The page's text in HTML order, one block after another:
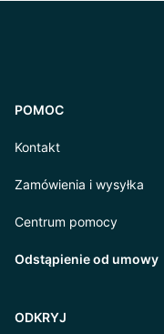
POMOC
Kontakt
Zamówienia i wysyłka
Centrum pomocy
Odstąpienie od umowy
ODKRYJ